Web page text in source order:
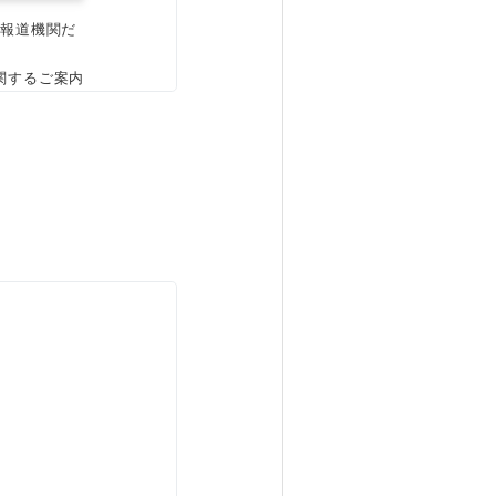
道機関だ
するご案内